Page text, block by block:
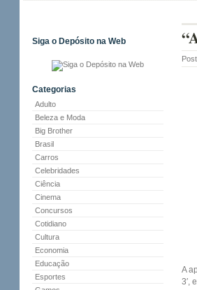
Siga o Depósito na Web
Categorias
Adulto
Beleza e Moda
Big Brother
Brasil
Carros
Celebridades
Ciência
Cinema
Concursos
Cotidiano
Cultura
Economia
Educação
Esportes
A
3′,